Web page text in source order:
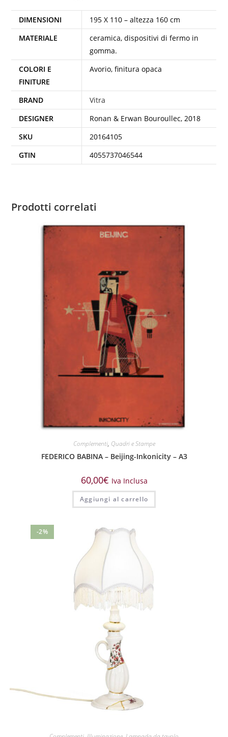
DIMENSIONI
195 X 110 – altezza 160 cm
MATERIALE
ceramica, dispositivi di fermo in
gomma.
COLORI E
FINITURE
Avorio, finitura opaca
BRAND
Vitra
DESIGNER
Ronan & Erwan Bouroullec, 2018
SKU
20164105
GTIN
4055737046544
Prodotti correlati
Complementi, Quadri e Stampe
FEDERICO BABINA – Beijing-Inkonicity – A3
60,00€ Iva Inclusa
Aggiungi al carrello
-2%